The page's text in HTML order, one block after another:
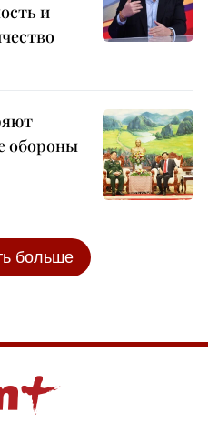
и
обороны
больше